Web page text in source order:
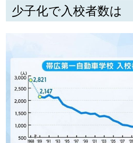
LOCAL ローカルエリア
札幌
少子化で入校者数は